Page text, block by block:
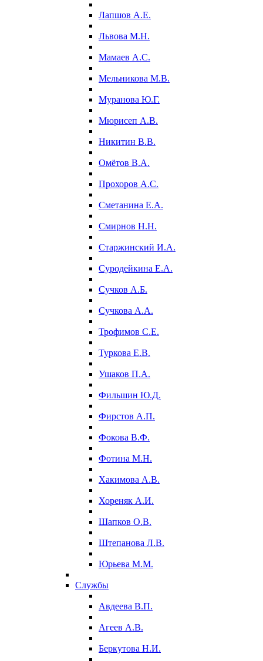
Лапшов А.Е.
Львова М.Н.
Мамаев А.С.
Мельникова М.В.
Муранова Ю.Г.
Мюрисеп А.В.
Никитин В.В.
Омётов В.А.
Прохоров А.С.
Сметанина Е.А.
Смирнов Н.Н.
Старжинский И.А.
Суродейкина Е.А.
Сучков А.Б.
Сучкова А.А.
Трофимов С.Е.
Туркова Е.В.
Ушаков П.А.
Фильшин Ю.Д.
Фирстов А.П.
Фокова В.Ф.
Фотина М.Н.
Хакимова А.В.
Хореняк А.И.
Шапков О.В.
Штепанова Л.В.
Юрьева М.М.
Службы
Авдеева В.П.
Агеев А.В.
Беркутова Н.И.